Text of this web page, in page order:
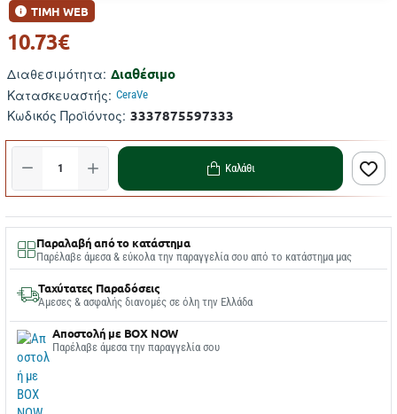
Διαθεσιμότητα: Διαθέσιμο
Κατασκευαστής: CeraVe
Κωδικός Προϊόντος: 3337875597333
ΤΙΜΗ WEB
10.73€
Καλάθι
Παραλαβή από το κατάστημα
Παρέλαβε άμεσα & εύκολα την παραγγελία σου από το κατάστημα μας
Ταχύτατες Παραδόσεις
Άμεσες & ασφαλής διανομές σε όλη την Ελλάδα
Αποστολή με BOX NOW
Παρέλαβε άμεσα την παραγγελία σου